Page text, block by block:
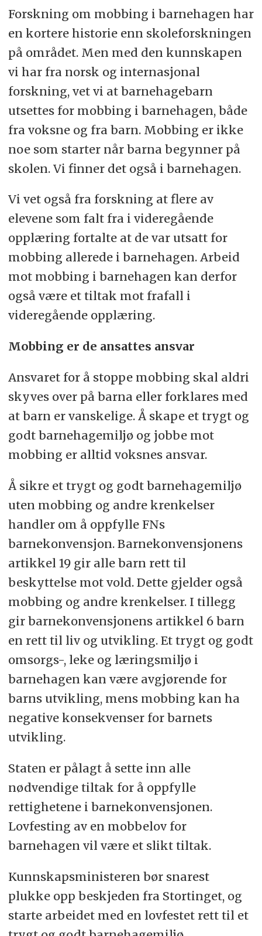
Forskning om mobbing i barnehagen har
en kortere historie enn skoleforskningen
på området. Men med den kunnskapen
vi har fra norsk og internasjonal
forskning, vet vi at barnehagebarn
utsettes for mobbing i barnehagen, både
fra voksne og fra barn. Mobbing er ikke
noe som starter når barna begynner på
skolen. Vi finner det også i barnehagen.
Vi vet også fra forskning at flere av
elevene som falt fra i videregående
opplæring fortalte at de var utsatt for
mobbing allerede i barnehagen. Arbeid
mot mobbing i barnehagen kan derfor
også være et tiltak mot frafall i
videregående opplæring.
Mobbing er de ansattes ansvar
Ansvaret for å stoppe mobbing skal aldri
skyves over på barna eller forklares med
at barn er vanskelige. Å skape et trygt og
godt barnehagemiljø og jobbe mot
mobbing er alltid voksnes ansvar.
Å sikre et trygt og godt barnehagemiljø
uten mobbing og andre krenkelser
handler om å oppfylle FNs
barnekonvensjon. Barnekonvensjonens
artikkel 19 gir alle barn rett til
beskyttelse mot vold. Dette gjelder også
mobbing og andre krenkelser. I tillegg
gir barnekonvensjonens artikkel 6 barn
en rett til liv og utvikling. Et trygt og godt
omsorgs-, leke og læringsmiljø i
barnehagen kan være avgjørende for
barns utvikling, mens mobbing kan ha
negative konsekvenser for barnets
utvikling.
Staten er pålagt å sette inn alle
nødvendige tiltak for å oppfylle
rettighetene i barnekonvensjonen.
Lovfesting av en mobbelov for
barnehagen vil være et slikt tiltak.
Kunnskapsministeren bør snarest
plukke opp beskjeden fra Stortinget, og
starte arbeidet med en lovfestet rett til et